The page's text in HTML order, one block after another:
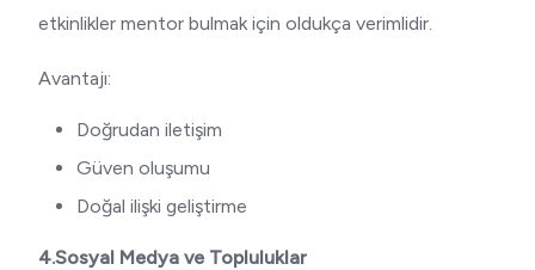
etkinlikler mentor bulmak için oldukça verimlidir.
Avantajı:
Doğrudan iletişim
Güven oluşumu
Doğal ilişki geliştirme
4.Sosyal Medya ve Topluluklar